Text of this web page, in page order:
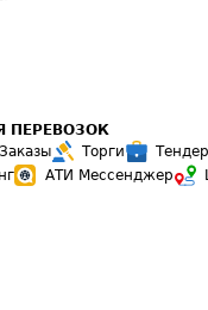
ПЕРЕВОЗОК
Заказы Торги
АТИ Мессенджер